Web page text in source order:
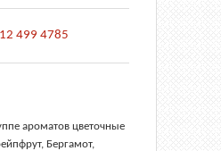
499 4785
ароматов цветочные
Бергамот,